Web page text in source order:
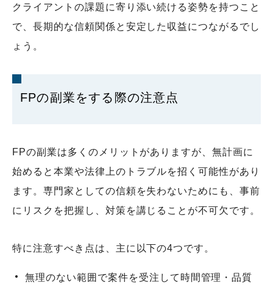
クライアントの課題に寄り添い続ける姿勢を持つこと
で、長期的な信頼関係と安定した収益につながるでし
ょう。
FPの副業をする際の注意点
FPの副業は多くのメリットがありますが、無計画に
始めると本業や法律上のトラブルを招く可能性があり
ます。専門家としての信頼を失わないためにも、事前
にリスクを把握し、対策を講じることが不可欠です。
特に注意すべき点は、主に以下の4つです。
無理のない範囲で案件を受注して時間管理・品質